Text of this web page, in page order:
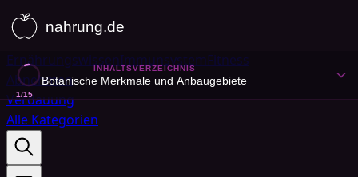
ErnährungswissenImmunsystemFitness
Abnehmen
Verdauung
Alle Kategorien
1/15
INHALTSVERZEICHNIS
Botanische Merkmale und Anbaugebiete